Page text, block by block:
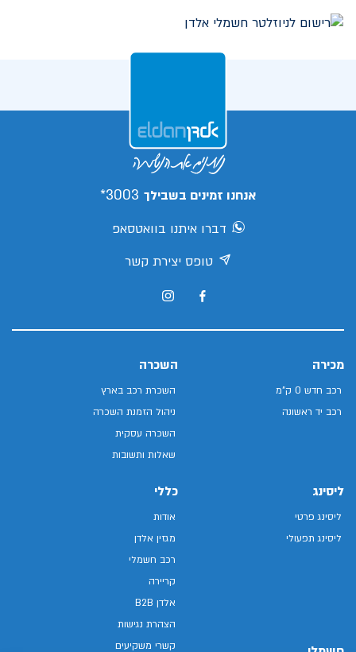
אנחנו זמינים בשבילך 3003*
דברו איתנו בוואטסאפ
טופס יצירת קשר
מכירה
רכב חדש 0 ק"מ
רכב יד ראשונה
השכרה
השכרת רכב בארץ
ניהול הזמנת השכרה
השכרה עסקית
שאלות ותשובות
ליסינג
ליסינג פרטי
ליסינג תפעולי
כללי
אודות
מגזין אלדן
רכב חשמלי
קריירה
אלדן B2B
הצהרת נגישות
קשרי משקיעים